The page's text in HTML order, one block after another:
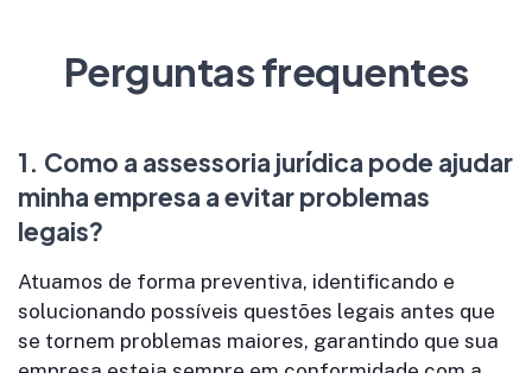
Perguntas frequentes
1. Como a assessoria jurídica pode ajudar
minha empresa a evitar problemas
legais?
Atuamos de forma preventiva, identificando e
solucionando possíveis questões legais antes que
se tornem problemas maiores, garantindo que sua